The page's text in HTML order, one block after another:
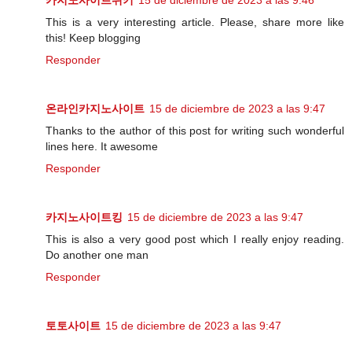
This is a very interesting article. Please, share more like
this! Keep blogging
Responder
온라인카지노사이트 15 de diciembre de 2023 a las 9:47
Thanks to the author of this post for writing such wonderful
lines here. It awesome
Responder
카지노사이트킹 15 de diciembre de 2023 a las 9:47
This is also a very good post which I really enjoy reading.
Do another one man
Responder
토토사이트 15 de diciembre de 2023 a las 9:47